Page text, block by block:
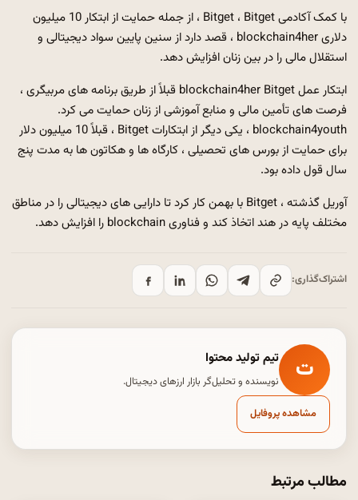
با کمک آکادمی Bitget ، Bitget ، از جمله حمایت از ابتکار 10 میلیون
دلاری blockchain4her ، قصد دارد از سنین پایین سواد دیجیتالی و
استقلال مالی را در بین زنان افزایش دهد.
ابتکار عمل blockchain4her Bitget قبلاً از طریق برنامه های مربیگری ،
فرصت های تأمین مالی و منابع آموزشی از زنان حمایت می کرد.
blockchain4youth ، یکی دیگر از ابتکارات Bitget ، قبلاً 10 میلیون دلار
برای حمایت از بورس های تحصیلی ، کارگاه ها و هکاتون ها به مدت پنج
سال قول داده بود.
آوریل گذشته ، Bitget با بهمن کار کرد تا دارایی های دیجیتالی را در مناطق
مختلف پایه در هند اتخاذ کند و فناوری blockchain را افزایش دهد.
اشتراک‌گذاری:
ت تیم تولید محتوا
نویسنده و تحلیل‌گر بازار ارزهای دیجیتال.
مشاهده پروفایل
مطالب مرتبط